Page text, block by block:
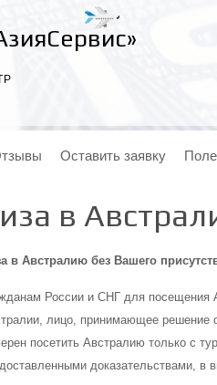
Оставить заявку
в
в Австралию без Вашего
России и СНГ для посещения
лицо, принимающее решение
посетить Австралию только с
доказательствами, в